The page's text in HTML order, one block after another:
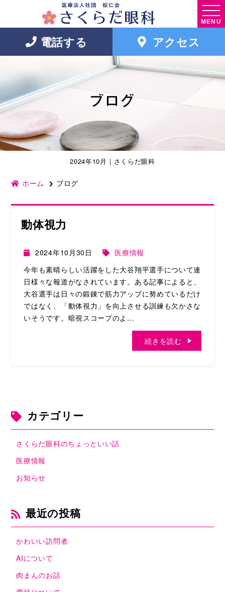
MENU
電話する アクセス
ブログ
2024年10月｜さくらだ眼科
ホーム ブログ
動体視力
2024年10月30日
医療情報
今年も素晴らしい活躍をした大谷翔平選手について連
日様々な報道がなされています。ある記事によると、
大谷選手は日々の鍛錬で筋力アップに努めているだけ
ではなく、「動体視力」を向上させる訓練も欠かさな
いそうです。暗視スコープのよ…
続きを読む
カテゴリー
さくらだ眼科のちょっといい話
医療情報
お知らせ
最近の投稿
かわいい訪問者
AIについて
肉まんのお話